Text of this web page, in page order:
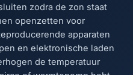
zodra de zon staat
openzetten voor
apparaten
en elektronische laden
de temperatuur